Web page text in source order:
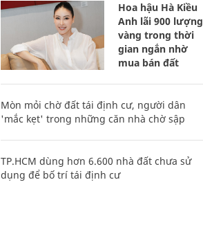
Hoa hậu Hà Kiều
Anh lãi 900 lượng
vàng trong thời
gian ngắn nhờ
mua bán đất
Mòn mỏi chờ đất tái định cư, người dân
'mắc kẹt' trong những căn nhà chờ sập
TP.HCM dùng hơn 6.600 nhà đất chưa sử
dụng để bố trí tái định cư